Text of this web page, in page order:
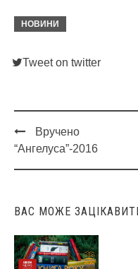
НОВИНИ
Tweet on twitter
Post
navigation
Вручено
“Ангелуса”-2016
ВАС МОЖЕ